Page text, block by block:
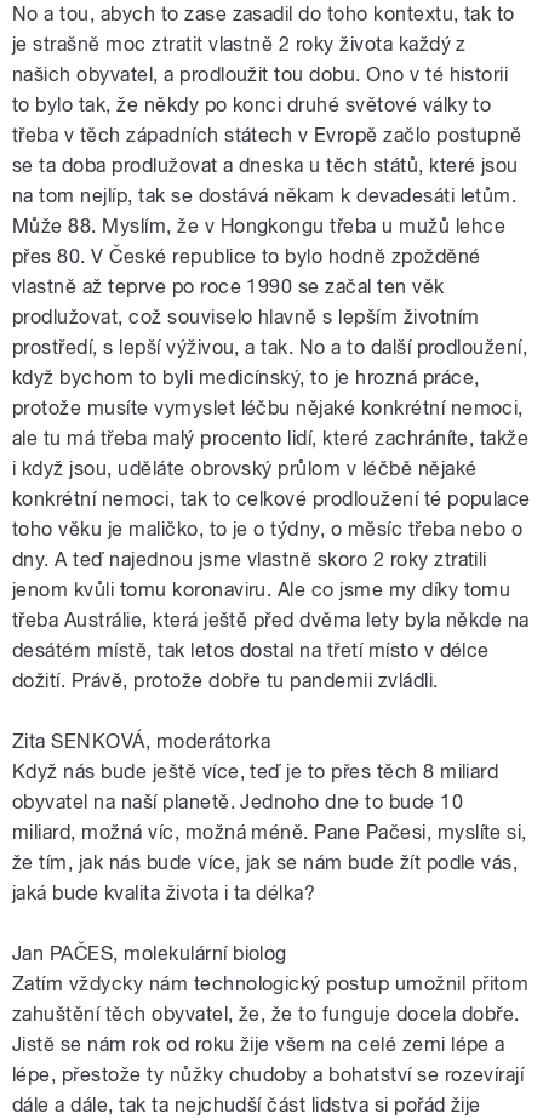
No a tou, abych to zase zasadil do toho kontextu, tak to
je strašně moc ztratit vlastně 2 roky života každý z
našich obyvatel, a prodloužit tou dobu. Ono v té historii
to bylo tak, že někdy po konci druhé světové války to
třeba v těch západních státech v Evropě začlo postupně
se ta doba prodlužovat a dneska u těch států, které jsou
na tom nejlíp, tak se dostává někam k devadesáti letům.
Může 88. Myslím, že v Hongkongu třeba u mužů lehce
přes 80. V České republice to bylo hodně zpožděné
vlastně až teprve po roce 1990 se začal ten věk
prodlužovat, což souviselo hlavně s lepším životním
prostředí, s lepší výživou, a tak. No a to další prodloužení,
když bychom to byli medicínský, to je hrozná práce,
protože musíte vymyslet léčbu nějaké konkrétní nemoci,
ale tu má třeba malý procento lidí, které zachráníte, takže
i když jsou, uděláte obrovský průlom v léčbě nějaké
konkrétní nemoci, tak to celkové prodloužení té populace
toho věku je maličko, to je o týdny, o měsíc třeba nebo o
dny. A teď najednou jsme vlastně skoro 2 roky ztratili
jenom kvůli tomu koronaviru. Ale co jsme my díky tomu
třeba Austrálie, která ještě před dvěma lety byla někde na
desátém místě, tak letos dostal na třetí místo v délce
dožití. Právě, protože dobře tu pandemii zvládli.
Zita SENKOVÁ, moderátorka
Když nás bude ještě více, teď je to přes těch 8 miliard
obyvatel na naší planetě. Jednoho dne to bude 10
miliard, možná víc, možná méně. Pane Pačesi, myslíte si,
že tím, jak nás bude více, jak se nám bude žít podle vás,
jaká bude kvalita života i ta délka?
Jan PAČES, molekulární biolog
Zatím vždycky nám technologický postup umožnil přitom
zahuštění těch obyvatel, že, že to funguje docela dobře.
Jistě se nám rok od roku žije všem na celé zemi lépe a
lépe, přestože ty nůžky chudoby a bohatství se rozevírají
dále a dále, tak ta nejchudší část lidstva si pořád žije